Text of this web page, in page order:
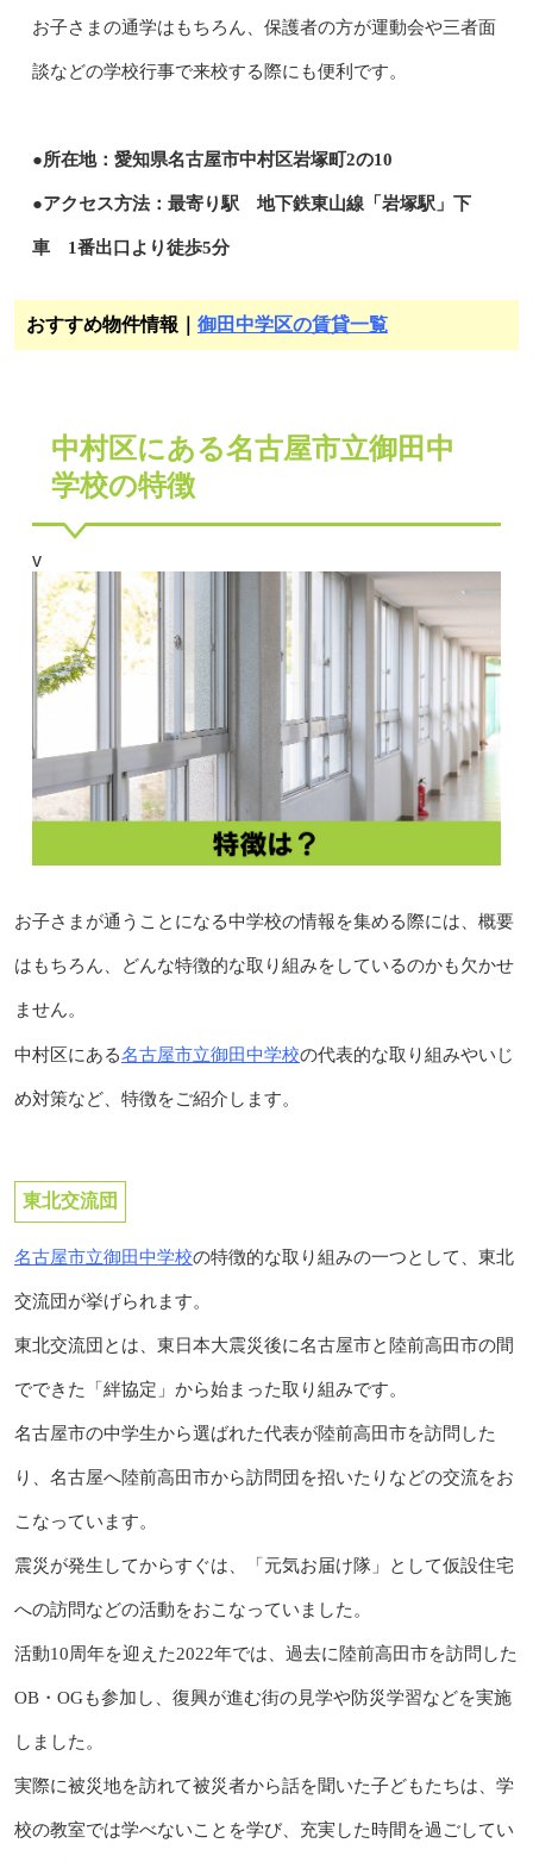
お子さまの通学はもちろん、保護者の方が運動会や三者面
談などの学校行事で来校する際にも便利です。
●所在地：愛知県名古屋市中村区岩塚町2の10
●アクセス方法：最寄り駅 地下鉄東山線「岩塚駅」下
車 1番出口より徒歩5分
おすすめ物件情報｜ 御田中学区の賃貸一覧
中村区にある名古屋市立御田中
学校の特徴
v
お子さまが通うことになる中学校の情報を集める際には、概要
はもちろん、どんな特徴的な取り組みをしているのかも欠かせ
ません。
中村区にある名古屋市立御田中学校の代表的な取り組みやいじ
め対策など、特徴をご紹介します。
東北交流団
名古屋市立御田中学校の特徴的な取り組みの一つとして、東北
交流団が挙げられます。
東北交流団とは、東日本大震災後に名古屋市と陸前高田市の間
でできた「絆協定」から始まった取り組みです。
名古屋市の中学生から選ばれた代表が陸前高田市を訪問した
り、名古屋へ陸前高田市から訪問団を招いたりなどの交流をお
こなっています。
震災が発生してからすぐは、「元気お届け隊」として仮設住宅
への訪問などの活動をおこなっていました。
活動10周年を迎えた2022年では、過去に陸前高田市を訪問した
OB・OGも参加し、復興が進む街の見学や防災学習などを実施
しました。
実際に被災地を訪れて被災者から話を聞いた子どもたちは、学
校の教室では学べないことを学び、充実した時間を過ごしてい